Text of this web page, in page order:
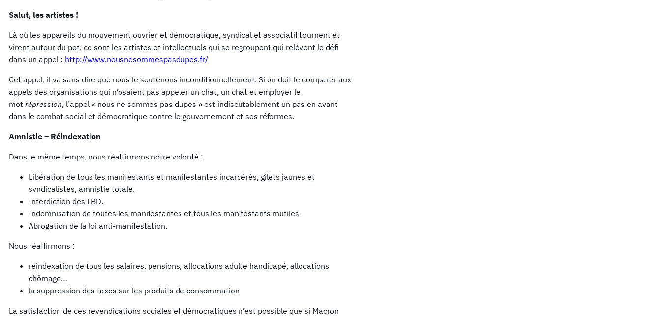
Salut, les artistes !
Là où les appareils du mouvement ouvrier et démocratique, syndical et associatif tournent et
virent autour du pot, ce sont les artistes et intellectuels qui se regroupent qui relèvent le défi
dans un appel : http://www.nousnesommespasdupes.fr/
Cet appel, il va sans dire que nous le soutenons inconditionnellement. Si on doit le comparer aux
appels des organisations qui n’osaient pas appeler un chat, un chat et employer le
mot répression, l’appel « nous ne sommes pas dupes » est indiscutablement un pas en avant
dans le combat social et démocratique contre le gouvernement et ses réformes.
Amnistie – Réindexation
Dans le même temps, nous réaffirmons notre volonté :
Libération de tous les manifestants et manifestantes incarcérés, gilets jaunes et
syndicalistes, amnistie totale.
Interdiction des LBD.
Indemnisation de toutes les manifestantes et tous les manifestants mutilés.
Abrogation de la loi anti-manifestation.
Nous réaffirmons :
réindexation de tous les salaires, pensions, allocations adulte handicapé, allocations
chômage…
la suppression des taxes sur les produits de consommation
La satisfaction de ces revendications sociales et démocratiques n’est possible que si Macron